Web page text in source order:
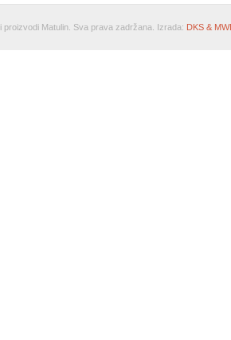
Matulin. Sva prava zadržana. Izrada: DKS &